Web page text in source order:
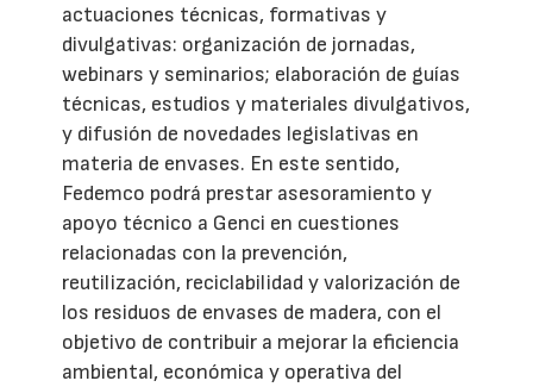
actuaciones técnicas, formativas y
divulgativas: organización de jornadas,
webinars y seminarios; elaboración de guías
técnicas, estudios y materiales divulgativos,
y difusión de novedades legislativas en
materia de envases. En este sentido,
Fedemco podrá prestar asesoramiento y
apoyo técnico a Genci en cuestiones
relacionadas con la prevención,
reutilización, reciclabilidad y valorización de
los residuos de envases de madera, con el
objetivo de contribuir a mejorar la eficiencia
ambiental, económica y operativa del